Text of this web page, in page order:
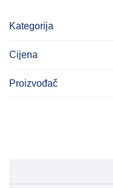
Kategorija
Cijena
Proizvođač